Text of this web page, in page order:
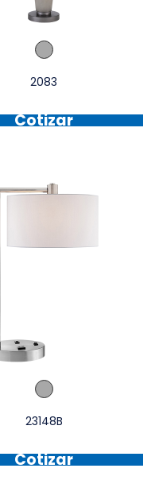
2083
Cotizar
23148B
Cotizar